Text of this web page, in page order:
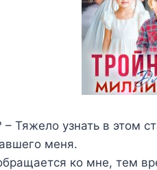
Тяжело узнать в этом
меня.
ко мне, тем